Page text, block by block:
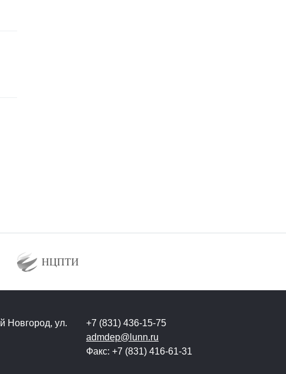
Новгород, ул.
+7 (831) 436-15-75
admdep@lunn.ru
Факс: +7 (831) 416-61-31